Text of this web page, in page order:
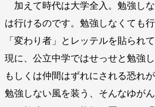
加えて時代は大学全入。勉強し
は行けるのです。勉強しなくても
「変わり者」とレッテルを貼られ
現に、公立中学ではせっせと勉強
もしくは仲間はずれにされる恐れ
勉強しない風を装う、そんなゆが